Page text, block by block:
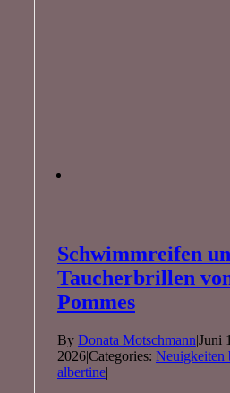
Schwimmreifen
Taucherbrillen
Pommes
By Donata Motschmann|Juni
2026|Categories: Neuigkeiten
albertine|